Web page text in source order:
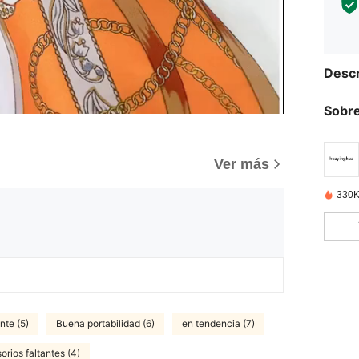
Ver más
(5) Buena portabilidad (6) en tendencia (7)
faltantes (4)